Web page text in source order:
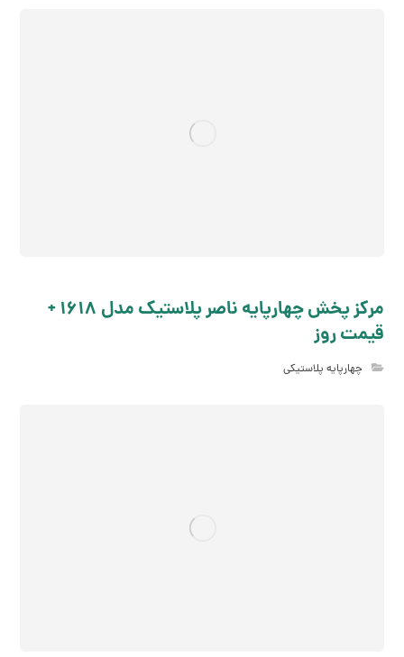
مرکز پخش چهارپایه ناصر پلاستیک مدل 1618 +
قیمت روز
چهارپایه پلاستیکی